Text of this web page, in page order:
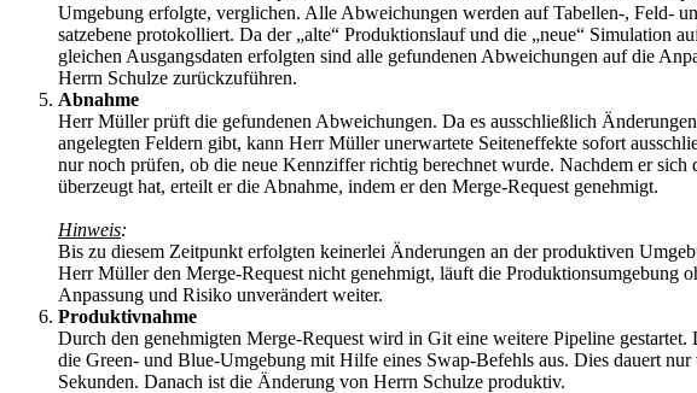
Umgebung erfolgte, verglichen. Alle Abweichungen werden auf Tabellen-, Feld-
satzebene protokolliert. Da der „alte“ Produktionslauf und die „neue“ Simulation
gleichen Ausgangsdaten erfolgten sind alle gefundenen Abweichungen auf die
Herrn Schulze zurückzuführen.
Abnahme
Herr Müller prüft die gefundenen Abweichungen. Da es ausschließlich
angelegten Feldern gibt, kann Herr Müller unerwartete Seiteneffekte sofort
nur noch prüfen, ob die neue Kennziffer richtig berechnet wurde. Nachdem er sich
überzeugt hat, erteilt er die Abnahme, indem er den Merge-Request genehmigt.
Hinweis:
Bis zu diesem Zeitpunkt erfolgten keinerlei Änderungen an der produktiven
Herr Müller den Merge-Request nicht genehmigt, läuft die Produktionsumgebung
Anpassung und Risiko unverändert weiter.
Produktivnahme
Durch den genehmigten Merge-Request wird in Git eine weitere Pipeline gestartet.
die Green- und Blue-Umgebung mit Hilfe eines Swap-Befehls aus. Dies dauert nur
Sekunden. Danach ist die Änderung von Herrn Schulze produktiv.